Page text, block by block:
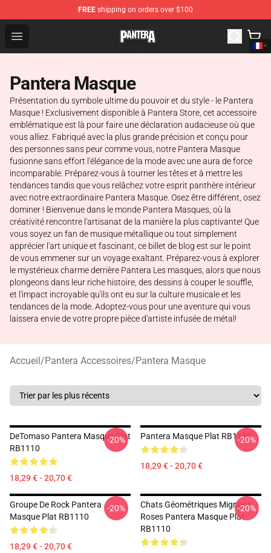
FREE shipping on orders over $100
Open menu
Pantera Store - Official Pantera Merchandise Shop
Pantera Masque
Présentation du symbole ultime du pouvoir et du style - le Pantera
Masque ! Exclusivement disponible à Pantera Store, cet accessoire
emblématique est là pour faire une déclaration audacieuse où que
vous alliez. Fabriqué avec la plus grande précision et conçu pour
des personnes sans peur comme vous, notre Pantera Masque
fusionne sans effort l'élégance de la mode avec une aura de force
incomparable. Préparez-vous à tourner les têtes et à mettre les
tendances tandis que vous relâchez votre esprit panthère intérieur
avec notre extraordinaire Pantera Masque. Osez être différent, osez
dominer ! Bienvenue dans le monde Pantera Masques, où la
créativité rencontre l'artisanat de la manière la plus captivante! Que
vous soyez un fan de musique métallique ou tout simplement
apprécier l'art unique et fascinant, ce billet de blog est sur le point
de vous emmener sur un voyage exaltant. Préparez-vous à explorer
le mystérieux charme derrière Pantera Les masques, alors que nous
plongeons dans leur riche histoire, des dessins à couper le souffle,
et l'impact incroyable qu'ils ont eu sur la culture musicale et les
tendances de la mode. Adoptez-vous pour une aventure qui vous
laissera envie de votre propre pièce d'artiste infusée de métal!
Accueil/Pantera Accessoires/Pantera Masque
DeTomaso Pantera Masque Plat
RB1110
18,29 € - 20,70 €
-20% Pantera Masque Plat RB1110
18,29 € - 20,70 €
-20%
Groupe De Rock Pantera
Masque Plat RB1110
18,29 € - 20,70 €
-20%
Chats Géométriques Mignons
Roses Pantera Masque Plat
RB1110
-20%